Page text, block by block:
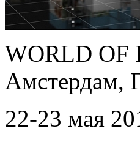
WORLD OF
Амстердам,
22-23 мая